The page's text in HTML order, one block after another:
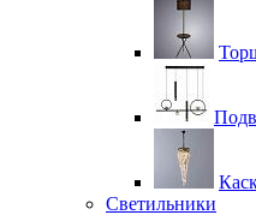
Светильники